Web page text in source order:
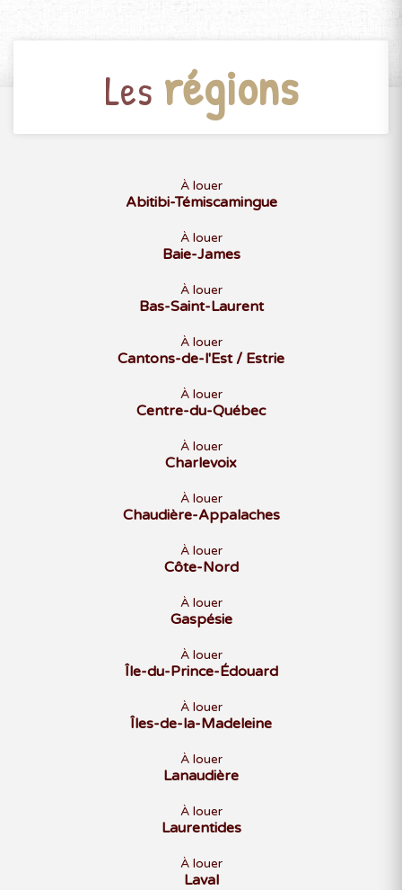
Les régions
À louer
Abitibi-Témiscamingue
À louer
Baie-James
À louer
Bas-Saint-Laurent
À louer
Cantons-de-l'Est / Estrie
À louer
Centre-du-Québec
À louer
Charlevoix
À louer
Chaudière-Appalaches
À louer
Côte-Nord
À louer
Gaspésie
À louer
Île-du-Prince-Édouard
À louer
Îles-de-la-Madeleine
À louer
Lanaudière
À louer
Laurentides
À louer
Laval